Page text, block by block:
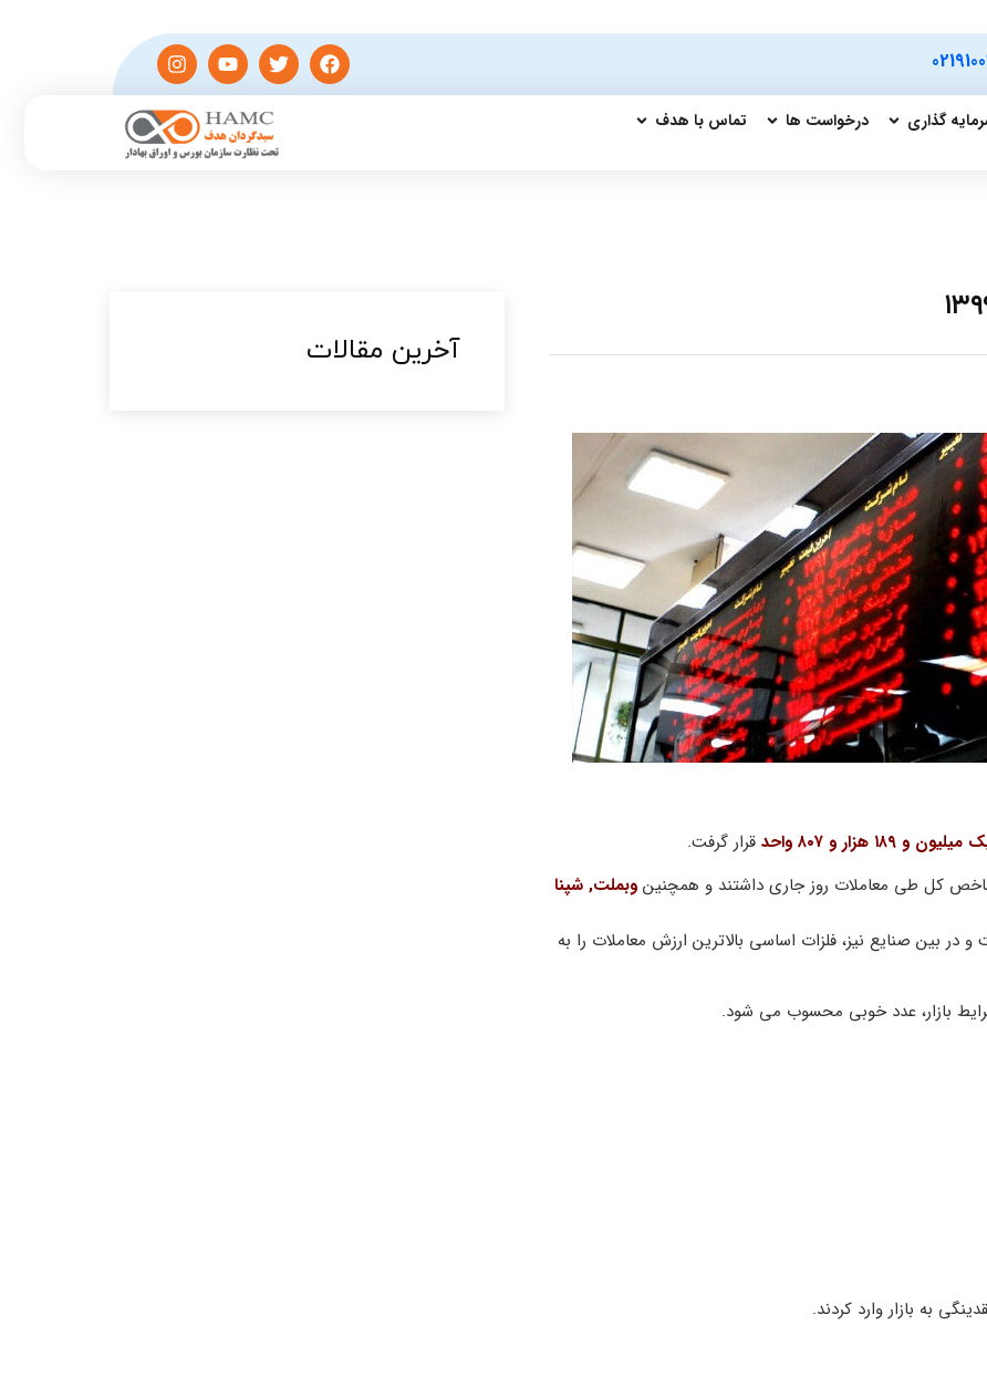
گذاری درخواست ها تماس با هدف
و ۱۸۹ هزار و ۸۰۷ واحد
قرار گرفت.
شاخص کل طی معاملات روز جاری داشتند و همچنین وبملت, شپنا
بین صنایع نیز، فلزات اساسی بالاترین ارزش معاملات را به
آخرین مقالات​